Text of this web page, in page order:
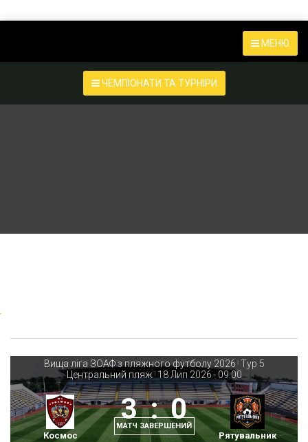
МЕНЮ
ЧЕМПІОНАТИ ТА ТУРНІРИ
Вища ліга ЗОАФ з пляжного футболу 2026 | Тур 5
Центральний пляж | 18 Лип 2026- 09:00
Космос
3 : 0
МАТЧ ЗАВЕРШЕНИЙ
Рятувальник